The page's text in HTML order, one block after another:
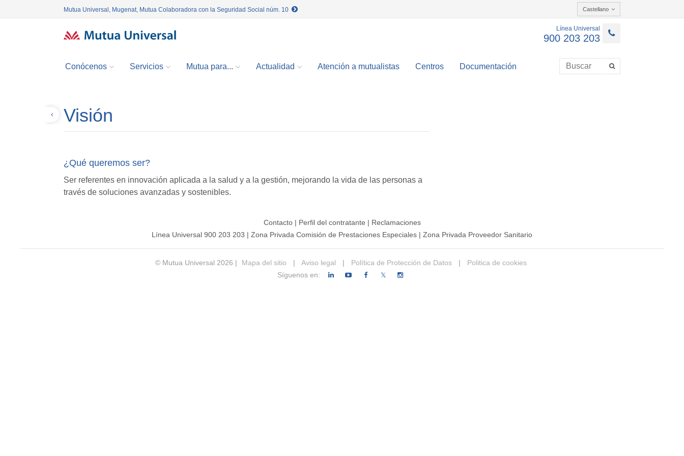
Mutua Universal, Mugenat, Mutua Colaboradora con la Seguridad Social núm. 10 Castellano
Línea Universal
900 203 203
Conócenos Servicios Mutua para... Actualidad Atención a mutualistas Centros Documentación
Visión
¿Qué queremos ser?
Ser referentes en innovación aplicada a la salud y a la gestión, mejorando la vida de las personas a
través de soluciones avanzadas y sostenibles.
Contacto| Perfil del contratante | Reclamaciones
Línea Universal 900 203 203 | Zona Privada Comisión de Prestaciones Especiales | Zona Privada Proveedor Sanitario
© Mutua Universal 2026 | Mapa del sitio | Aviso legal | Política de Protección de Datos |
Politica de cookies
Síguenos en:
𝕏